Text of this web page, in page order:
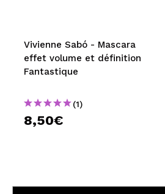
Vivienne Sabó - Mascara
effet volume et définition
Fantastique
(1)
8,50€